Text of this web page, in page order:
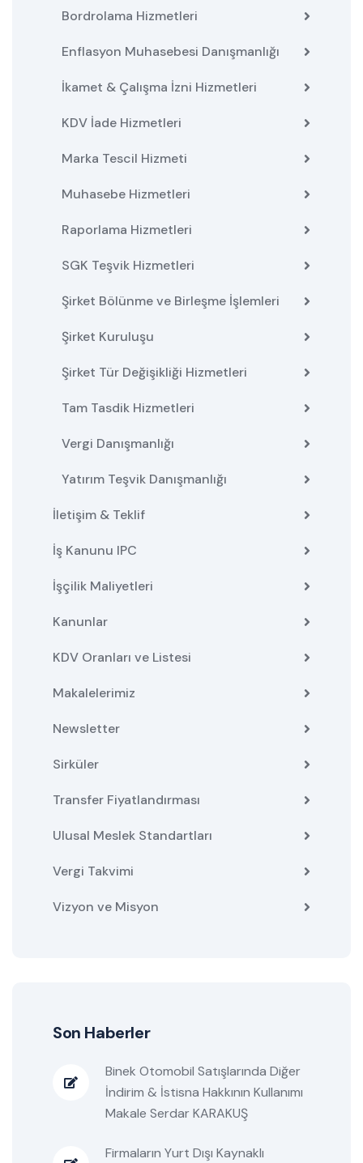
Bordrolama Hizmetleri
Enflasyon Muhasebesi Danışmanlığı
İkamet & Çalışma İzni Hizmetleri
KDV İade Hizmetleri
Marka Tescil Hizmeti
Muhasebe Hizmetleri
Raporlama Hizmetleri
SGK Teşvik Hizmetleri
Şirket Bölünme ve Birleşme İşlemleri
Şirket Kuruluşu
Şirket Tür Değişikliği Hizmetleri
Tam Tasdik Hizmetleri
Vergi Danışmanlığı
Yatırım Teşvik Danışmanlığı
İletişim & Teklif
İş Kanunu IPC
İşçilik Maliyetleri
Kanunlar
KDV Oranları ve Listesi
Makalelerimiz
Newsletter
Sirküler
Transfer Fiyatlandırması
Ulusal Meslek Standartları
Vergi Takvimi
Vizyon ve Misyon
Son Haberler
Binek Otomobil Satışlarında Diğer
İndirim & İstisna Hakkının Kullanımı
Makale Serdar KARAKUŞ
Firmaların Yurt Dışı Kaynaklı